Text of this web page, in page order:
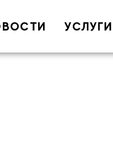
УСЛУГИ